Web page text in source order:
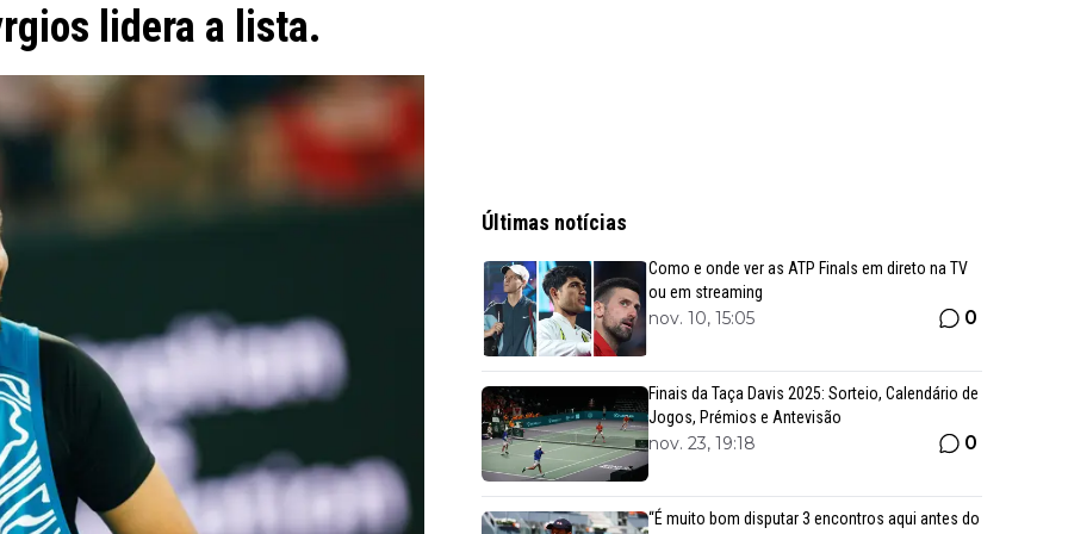
lidera a lista.
Últimas notícias
Como e onde ver as ATP Finals em direto na TV
ou em streaming
nov. 10, 15:05 0
Finais da Taça Davis 2025: Sorteio, Calendário de
Jogos, Prémios e Antevisão
nov. 23, 19:18 0
“É muito bom disputar 3 encontros aqui antes do